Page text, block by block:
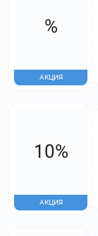
%
АКЦИЯ
10%
АКЦИЯ